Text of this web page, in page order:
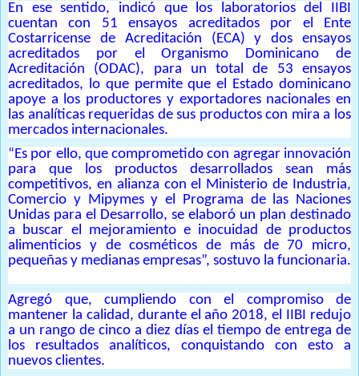
En ese sentido, indicó que los laboratorios del IIBI
cuentan con 51 ensayos acreditados por el Ente
Costarricense de Acreditación (ECA) y dos ensayos
acreditados por el Organismo Dominicano de
Acreditación (ODAC), para un total de 53 ensayos
acreditados, lo que permite que el Estado dominicano
apoye a los productores y exportadores nacionales en
las analíticas requeridas de sus productos con mira a los
mercados internacionales.
“Es por ello, que comprometido con agregar innovación
para que los productos desarrollados sean más
competitivos, en alianza con el Ministerio de Industria,
Comercio y Mipymes y el Programa de las Naciones
Unidas para el Desarrollo, se elaboró un plan destinado
a buscar el mejoramiento e inocuidad de productos
alimenticios y de cosméticos de más de 70 micro,
pequeñas y medianas empresas”, sostuvo la funcionaria.
Agregó que, cumpliendo con el compromiso de
mantener la calidad, durante el año 2018, el IIBI redujo
a un rango de cinco a diez días el tiempo de entrega de
los resultados analíticos, conquistando con esto a
nuevos clientes.